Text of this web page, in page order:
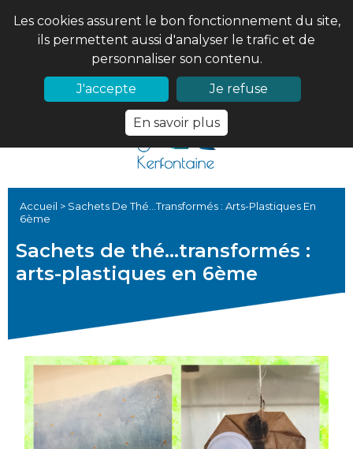
Les cookies assurent le bon fonctionnement du site,
ils permettent aussi d'analyser le trafic et de
personnaliser son contenu.
J'accepte
Je refuse
En savoir plus
02 97 56 61 18
Accueil > Sachets De Thé...transformés : Arts-Plastiques En
6ème
Sachets de thé...transformés :
arts-plastiques en 6ème